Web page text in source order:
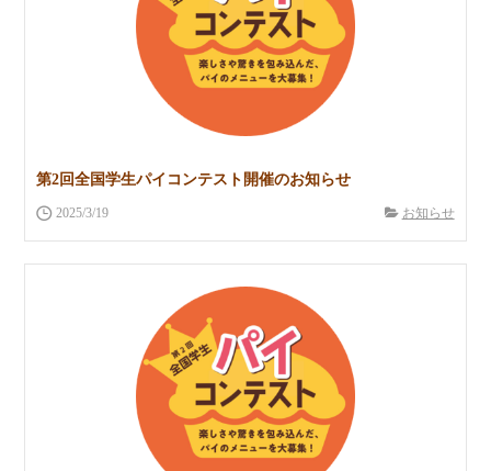
第2回全国学生パイコンテスト開催のお知らせ
2025/3/19 お知らせ